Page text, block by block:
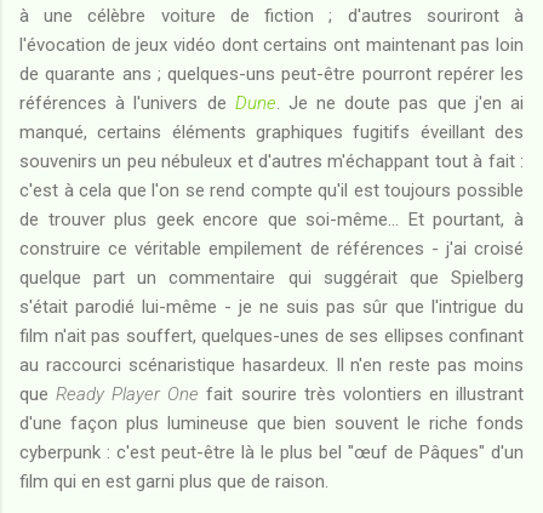
à une célèbre voiture de fiction ; d'autres souriront à
l'évocation de jeux vidéo dont certains ont maintenant pas loin
de quarante ans ; quelques-uns peut-être pourront repérer les
références à l'univers de Dune . Je ne doute pas que j'en ai
manqué, certains éléments graphiques fugitifs éveillant des
souvenirs un peu nébuleux et d'autres m'échappant tout à fait :
c'est à cela que l'on se rend compte qu'il est toujours possible
de trouver plus geek encore que soi-même... Et pourtant, à
construire ce véritable empilement de références - j'ai croisé
quelque part un commentaire qui suggérait que Spielberg
s'était parodié lui-même - je ne suis pas sûr que l'intrigue du
film n'ait pas souffert, quelques-unes de ses ellipses confinant
au raccourci scénaristique hasardeux. Il n'en reste pas moins
queReady Player One fait sourire très volontiers en illustrant
d'une façon plus lumineuse que bien souvent le riche fonds
cyberpunk : c'est peut-être là le plus bel "œuf de Pâques" d'un
film qui en est garni plus que de raison.